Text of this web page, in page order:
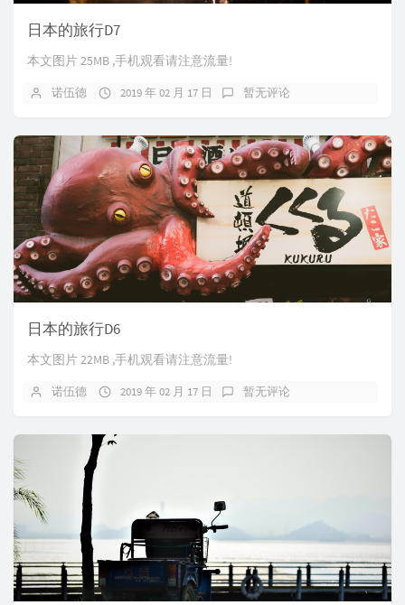
日本的旅行D7
本文图片 25MB ,手机观看请注意流量!
诺伍德 2019 年 02 月 17 日 暂无评论
日本的旅行D6
本文图片 22MB ,手机观看请注意流量!
诺伍德 2019 年 02 月 17 日 暂无评论